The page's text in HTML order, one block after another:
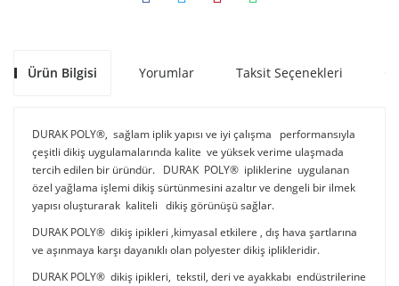
Ürün Bilgisi Yorumlar Taksit Seçenekleri
DURAK POLY®, sağlam iplik yapısı ve iyi çalışma performansıyla
çeşitli dikiş uygulamalarında kalite ve yüksek verime ulaşmada
tercih edilen bir üründür. DURAK POLY® ipliklerine uygulanan
özel yağlama işlemi dikiş sürtünmesini azaltır ve dengeli bir ilmek
yapısı oluşturarak kaliteli dikiş görünüşü sağlar.
DURAK POLY® dikiş ipikleri ,kimyasal etkilere , dış hava şartlarına
ve aşınmaya karşı dayanıklı olan polyester dikiş iplikleridir.
DURAK POLY® dikiş ipikleri, tekstil, deri ve ayakkabı endüstrilerine